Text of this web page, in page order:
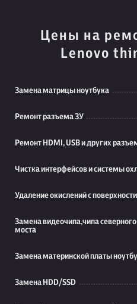
Цены на
Lenovo
Замена матрицы ноутбука
Ремонт разъема ЗУ
Ремонт HDMI, USB и других
Чистка интерфейсов и системы
Удаление окислений с
Замена видеочипа,чипа
моста
Замена материнской платы
Замена HDD/SSD